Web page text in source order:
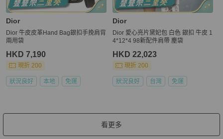
Dior
Dior 牛皮皮革Hand Bag銀扣手挽肩背
兩用袋
HKD 7,190
現折 200
狀況良好 本地 免運
Dior
Dior 愛心亮片黛妃包 白色 銀扣 牛皮 1
4*12*4 98新配件肩帶 塵袋
HKD 22,023
現折 200
狀況良好 台灣 免運
看更多